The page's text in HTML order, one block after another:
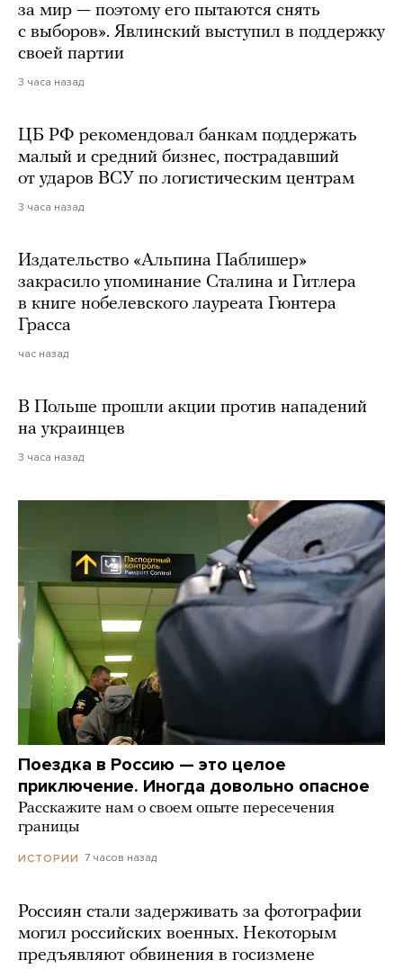
за мир — поэтому его пытаются снять
с выборов». Явлинский выступил в поддержку
своей партии
3 часа назад
ЦБ РФ рекомендовал банкам поддержать
малый и средний бизнес, пострадавший
от ударов ВСУ по логистическим центрам
3 часа назад
Издательство «Альпина Паблишер»
закрасило упоминание Сталина и Гитлера
в книге нобелевского лауреата Гюнтера
Грасса
час назад
В Польше прошли акции против нападений
на украинцев
3 часа назад
Поездка в Россию — это целое
приключение. Иногда довольно опасное
Расскажите нам о своем опыте пересечения
границы
ИСТОРИИ 7 часов назад
Россиян стали задерживать за фотографии
могил российских военных. Некоторым
предъявляют обвинения в госизмене